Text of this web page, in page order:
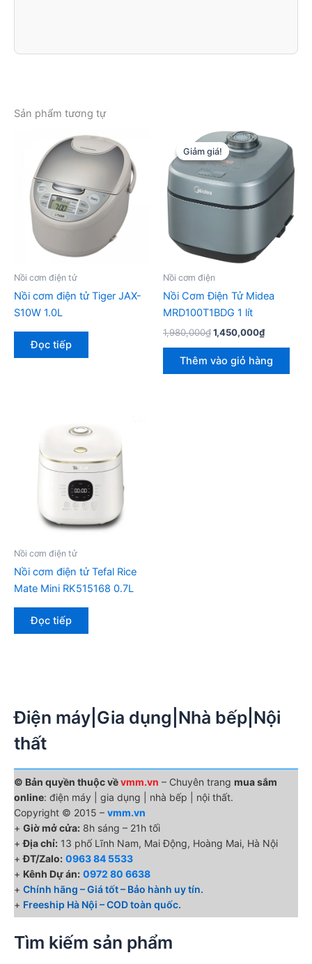
Sản phẩm tương tự
Nồi cơm điện tử
Nồi cơm điện tử Tiger JAX-
S10W 1.0L
Đọc tiếp
Giảm giá!
Giảm giá!
Nồi cơm điện
Nồi Cơm Điện Tử Midea
MRD100T1BDG 1 lít
1,980,000₫Giá
là:
1,980,000₫.
1,450,000₫Giá
là:
Thêm vào giỏ hàng
Nồi cơm điện tử
Nồi cơm điện tử Tefal Rice
Mate Mini RK515168 0.7L
Đọc tiếp
Điện máy|Gia dụng|Nhà bếp|Nội
thất
© Bản quyền thuộc vềvmm.vn – Chuyên trang mua sắm
online: điện máy | gia dụng | nhà bếp | nội thất.
Copyright © 2015 – vmm.vn
+ Giờ mở cửa: 8h sáng – 21h tối
+Địa chỉ: 13 phố Lĩnh Nam, Mai Động, Hoàng Mai, Hà Nội
+ĐT/Zalo: 0963 84 5533
+ Kênh Dự án: 0972 80 6638
+ Chính hãng – Giá tốt – Bảo hành uy tín.
+ Freeship Hà Nội – COD toàn quốc.
Tìm kiếm sản phẩm